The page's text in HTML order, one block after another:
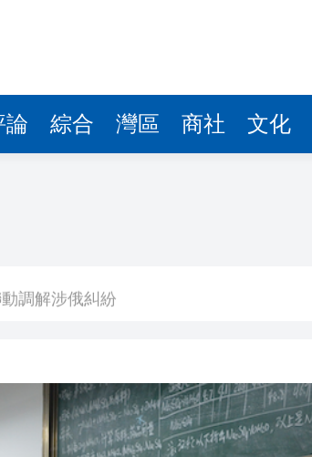
論 綜合 灣區 商社 文化
元消費券等消費補貼
害應急搶險救災
40多國
調解涉俄糾紛
害應急搶險救災
傷急救綠色通道！